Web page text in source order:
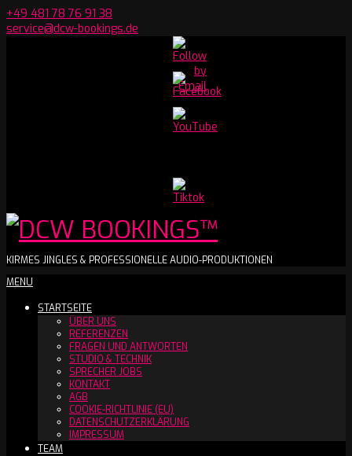
Skip
to
+49 481 78 76 91 38
service@dcw-bookings.de
Youtube
Channel
DCW
BOOKINGS™
KIRMES JINGLES & PROFESSIONELLE AUDIO-PRODUKTIONEN
Secondary
Menu
MENU
STARTSEITE
ÜBER UNS
REFERENZEN
FRAGEN UND ANTWORTEN
STUDIO & TECHNIK
SPRECHER JOBS
KONTAKT
AGB
COOKIE-RICHTLINIE (EU)
DATENSCHUTZERKLÄRUNG
IMPRESSUM
TEAM